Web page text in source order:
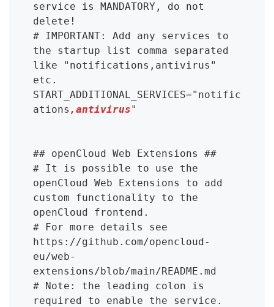
service is MANDATORY, do not
delete!
# IMPORTANT: Add any services to
the startup list comma separated
like "notifications,antivirus"
etc.
START_ADDITIONAL_SERVICES="notific
ations ,antivirus"
## openCloud Web Extensions ##
# It is possible to use the
openCloud Web Extensions to add
custom functionality to the
openCloud frontend.
# For more details see
https://github.com/opencloud-
eu/web-
extensions/blob/main/README.md
# Note: the leading colon is
required to enable the service.